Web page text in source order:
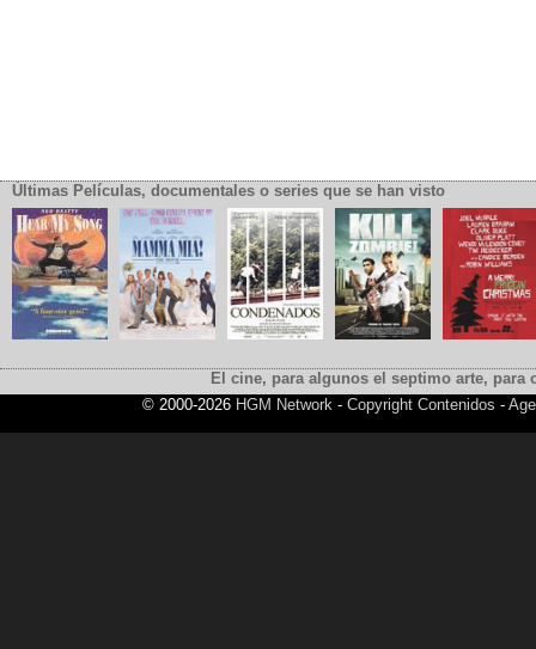
Últimas Películas, documentales o series que se han visto
El cine, para algunos el septimo arte,
© 2000-2026 HGM Network- Copyright Contenidos -